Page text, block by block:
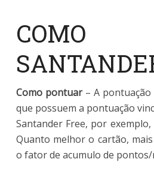
COMO
Como pontuar– A pontuação
que possuem a pontuação
Santander Free, por
Quanto melhor o cartão,
o fator de acumulo de